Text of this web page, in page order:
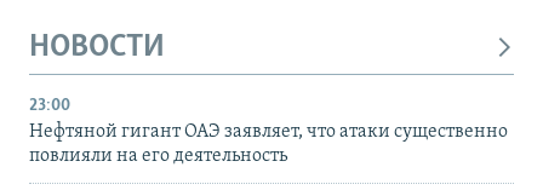
НОВОСТИ
23:00
Нефтяной гигант ОАЭ заявляет, что атаки существенно
повлияли на его деятельность